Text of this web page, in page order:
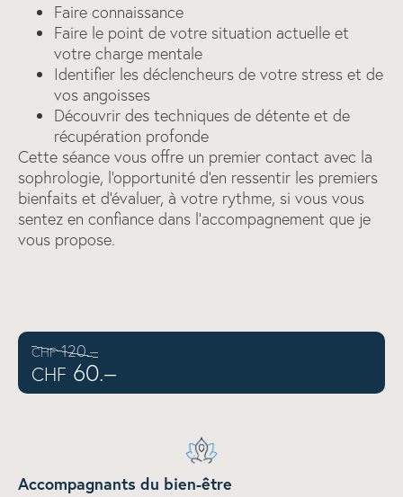
Faire connaissance
Faire le point de votre situation actuelle et
votre charge mentale
Identifier les déclencheurs de votre stress et de
vos angoisses
Découvrir des techniques de détente et de
récupération profonde
Cette séance vous offre un premier contact avec la
sophrologie, l'opportunité d'en ressentir les premiers
bienfaits et d'évaluer, à votre rythme, si vous vous
sentez en confiance dans l'accompagnement que je
vous propose.
CHF120.–
CHF 60.–
Accompagnants du bien-être